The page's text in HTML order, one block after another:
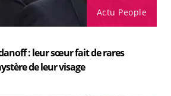
Actu People
: leur sœur fait de rares
de leur visage